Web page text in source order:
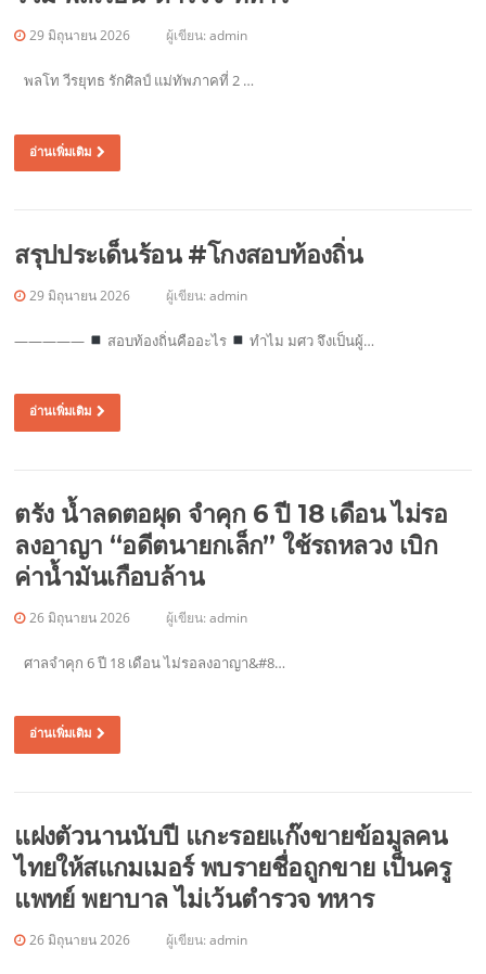
29 มิถุนายน 2026 ผู้เขียน:admin
พลโท วีรยุทธ รักศิลป์ แม่ทัพภาคที่ 2 …
อ่านเพิ่มเติม
สรุปประเด็นร้อน #โกงสอบท้องถิ่น
29 มิถุนายน 2026 ผู้เขียน:admin
————— สอบท้องถิ่นคืออะไร ทำไม มศว จึงเป็นผู้…
อ่านเพิ่มเติม
ตรัง น้ำลดตอผุด จำคุก 6 ปี 18 เดือน ไม่รอ
ลงอาญา “อดีตนายกเล็ก” ใช้รถหลวง เบิก
ค่าน้ำมันเกือบล้าน
26 มิถุนายน 2026 ผู้เขียน:admin
ศาลจำคุก 6 ปี 18 เดือน ไม่รอลงอาญา&#8…
อ่านเพิ่มเติม
แฝงตัวนานนับปี แกะรอยแก๊งขายข้อมูลคน
ไทยให้สแกมเมอร์ พบรายชื่อถูกขาย เป็นครู
แพทย์ พยาบาล ไม่เว้นตำรวจ ทหาร
26 มิถุนายน 2026 ผู้เขียน:admin